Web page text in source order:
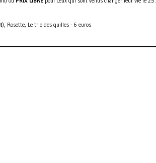
), Rosette, Le trio des quilles - 6 euros